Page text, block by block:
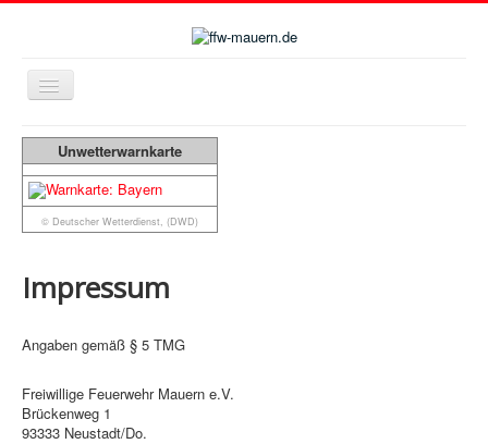
Navigation
an/aus
Home
Kalender
Einsätze
Downloads
Unwetterwarnkarte
© Deutscher Wetterdienst, (DWD)
Impressum
Angaben gemäß § 5 TMG
Freiwillige Feuerwehr Mauern e.V.
Brückenweg 1
93333 Neustadt/Do.